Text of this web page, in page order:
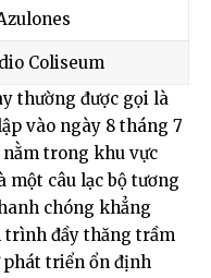
Coliseum
thường được gọi là
vào ngày 8 tháng 7
nằm trong khu vực
một câu lạc bộ tương
chóng khẳng
trình đầy thăng trầm
phát triển ổn định